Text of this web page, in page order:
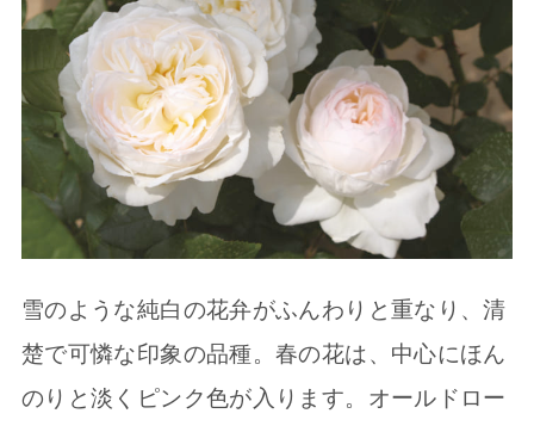
雪のような純白の花弁がふんわりと重なり、清
楚で可憐な印象の品種。春の花は、中心にほん
のりと淡くピンク色が入ります。オールドロー